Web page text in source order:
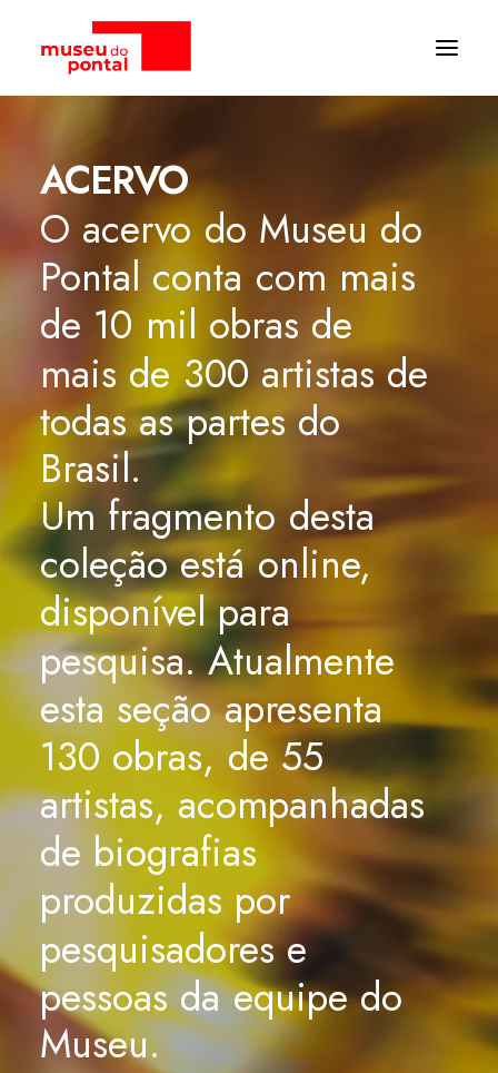
ARCHIVES:
ACERVO
O acervo do Museu do
Pontal conta com mais
de 10 mil obras de
mais de 300 artistas de
todas as partes do
Brasil.
Um fragmento desta
coleção está online,
disponível para
pesquisa. Atualmente
esta seção apresenta
130 obras, de 55
artistas, acompanhadas
de biografias
produzidas por
pesquisadores e
pessoas da equipe do
Museu.